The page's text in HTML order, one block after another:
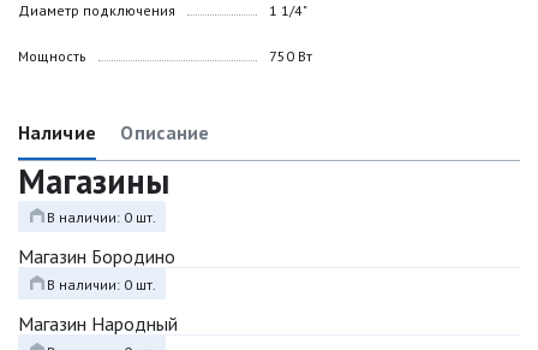
Диаметр подключения
Мощность
1 1/4"
750 Вт
Наличие Описание
Магазины
В наличии: 0 шт.
Магазин Бородино
В наличии: 0 шт.
Магазин Народный